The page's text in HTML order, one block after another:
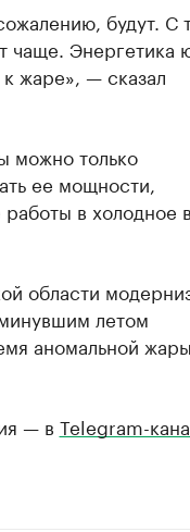
будут. С
чаще. Энергетика
к жаре», — сказал
можно только
ее мощности,
в холодное
области
летом
аномальной жары,
— в Telegram-